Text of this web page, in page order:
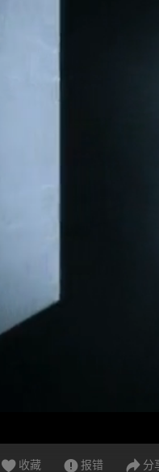
收藏 报错 分